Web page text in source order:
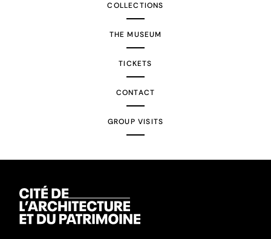
COLLECTIONS
THE MUSEUM
TICKETS
CONTACT
GROUP VISITS